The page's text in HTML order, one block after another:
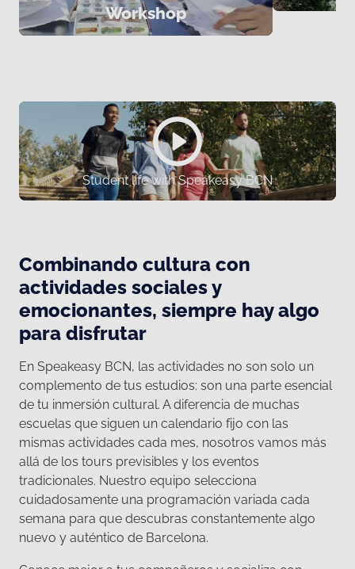
Workshop
Student life with Speakeasy BCN
Combinando cultura con
actividades sociales y
emocionantes, siempre hay algo
para disfrutar
En Speakeasy BCN, las actividades no son solo un
complemento de tus estudios: son una parte esencial
de tu inmersión cultural. A diferencia de muchas
escuelas que siguen un calendario fijo con las
mismas actividades cada mes, nosotros vamos más
allá de los tours previsibles y los eventos
tradicionales. Nuestro equipo selecciona
cuidadosamente una programación variada cada
semana para que descubras constantemente algo
nuevo y auténtico de Barcelona.